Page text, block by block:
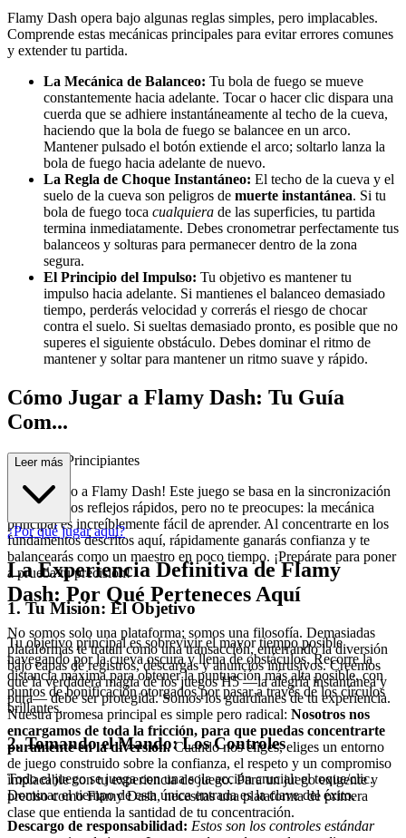
Flamy Dash opera bajo algunas reglas simples, pero implacables.
Comprende estas mecánicas principales para evitar errores comunes
y extender tu partida.
La Mecánica de Balanceo: Tu bola de fuego se mueve
constantemente hacia adelante. Tocar o hacer clic dispara una
cuerda que se adhiere instantáneamente al techo de la cueva,
haciendo que la bola de fuego se balancee en un arco.
Mantener pulsado el botón extiende el arco; soltarlo lanza la
bola de fuego hacia adelante de nuevo.
La Regla de Choque Instantáneo: El techo de la cueva y el
suelo de la cueva son peligros de muerte instantánea. Si tu
bola de fuego toca cualquiera de las superficies, tu partida
termina inmediatamente. Debes cronometrar perfectamente tus
balanceos y solturas para permanecer dentro de la zona
segura.
El Principio del Impulso: Tu objetivo es mantener tu
impulso hacia adelante. Si mantienes el balanceo demasiado
tiempo, perderás velocidad y correrás el riesgo de chocar
contra el suelo. Si sueltas demasiado pronto, es posible que no
superes el siguiente obstáculo. Debes dominar el ritmo de
mantener y soltar para mantener un ritmo suave y rápido.
Cómo Jugar a Flamy Dash: Tu Guía
Com...
pleta para Principiantes
¡Bienvenido a Flamy Dash! Este juego se basa en la sincronización
perfecta y los reflejos rápidos, pero no te preocupes: la mecánica
principal es increíblemente fácil de aprender. Al concentrarte en los
fundamentos descritos aquí, rápidamente ganarás confianza y te
balancearás como un maestro en poco tiempo. ¡Prepárate para poner
a prueba tu precisión!
1. Tu Misión: El Objetivo
Tu objetivo principal es sobrevivir el mayor tiempo posible
navegando por la cueva oscura y llena de obstáculos. Recorre la
distancia máxima para obtener la puntuación más alta posible, con
puntos de bonificación otorgados por pasar a través de los círculos
brillantes.
2. Tomando el Mando: Los Controles
Todo el juego se juega con una sola acción crucial: el toque/clic.
Dominar el tiempo de esta única entrada es la clave del éxito.
Descargo de responsabilidad: Estos son los controles estándar
Leer más
¿Por qué jugar aquí?
La Experiencia Definitiva de Flamy
Dash: Por Qué Perteneces Aquí
No somos solo una plataforma; somos una filosofía. Demasiadas
plataformas te tratan como una transacción, enterrando la diversión
bajo capas de registros, descargas y anuncios intrusivos. Creemos
que la verdadera magia de los juegos H5 —la alegría instantánea y
pura— debe ser protegida. Somos los guardianes de tu experiencia.
Nuestra promesa principal es simple pero radical: Nosotros nos
encargamos de toda la fricción, para que puedas concentrarte
puramente en la diversión.Cuando nos eliges, eliges un entorno
de juego construido sobre la confianza, el respeto y un compromiso
implacable con tu experiencia de juego. Para un juego exigente y
preciso como Flamy Dash, necesitas una plataforma de primera
clase que entienda la santidad de tu concentración.